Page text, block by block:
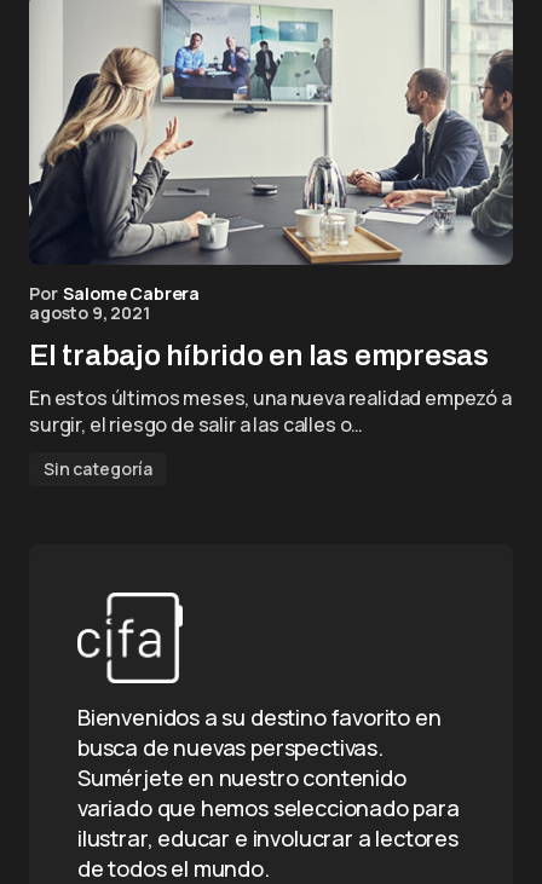
Por Salome Cabrera
agosto 9, 2021
El trabajo híbrido en las empresas
En estos últimos meses, una nueva realidad empezó a
surgir, el riesgo de salir a las calles o…
Sin categoría
Bienvenidos a su destino favorito en
busca de nuevas perspectivas.
Sumérjete en nuestro contenido
variado que hemos seleccionado para
ilustrar, educar e involucrar a lectores
de todos el mundo.